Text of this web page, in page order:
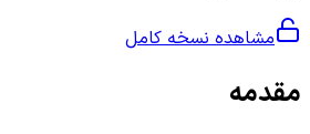
مشاهده نسخه کامل
مقدمه